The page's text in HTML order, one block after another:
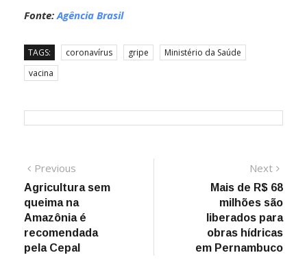
Fonte:Agência Brasil
TAGS: coronavírus gripe
Ministério da Saúde
vacina
Navegação
de
Post
Previous
post:
Agricultura sem
queima na
Amazônia é
recomendada
pela Cepal
Next
post:
Mais de R$ 68
milhões são
liberados para
obras hídricas
em Pernambuco